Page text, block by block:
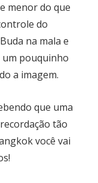
menor do que
do
na mala e
um pouquinho
a imagem.
que uma
tão
você vai